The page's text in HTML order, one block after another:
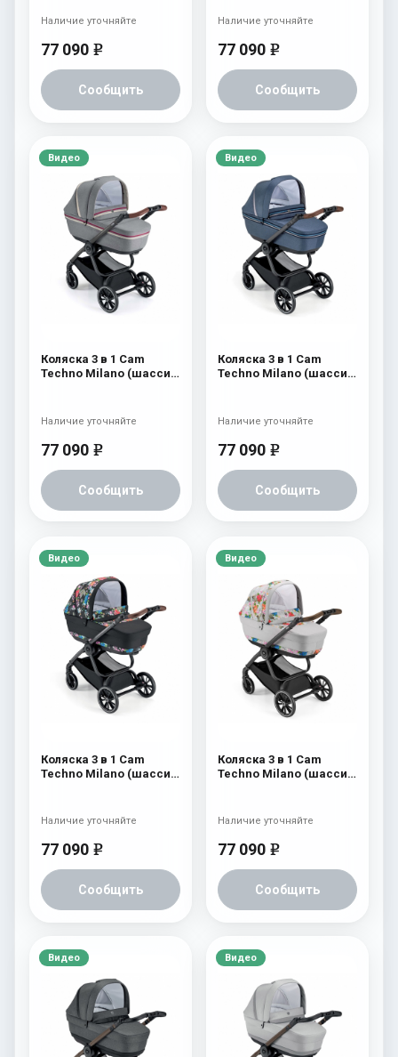
77 090 e
Сообщить
Наличие уточняйте
77 090 e
Сообщить
Наличие уточняйте
Видео
Коляска 3 в 1 Cam
Techno Milano (шасси
77 090 e
Сообщить
Наличие уточняйте
Видео
Коляска 3 в 1 Cam
Techno Milano (шасси
77 090 e
Сообщить
Наличие уточняйте
Видео
Коляска 3 в 1 Cam
Techno Milano (шасси
77 090 e
Сообщить
Наличие уточняйте
Видео
Коляска 3 в 1 Cam
Techno Milano (шасси
77 090 e
Сообщить
Наличие уточняйте
Видео Видео